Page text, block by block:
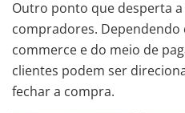
Outro ponto que desperta
compradores. Dependendo
commerce e do meio de
clientes podem ser
fechar a compra.